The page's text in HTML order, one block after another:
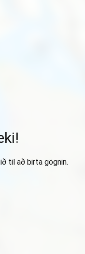
til að birta gögnin.